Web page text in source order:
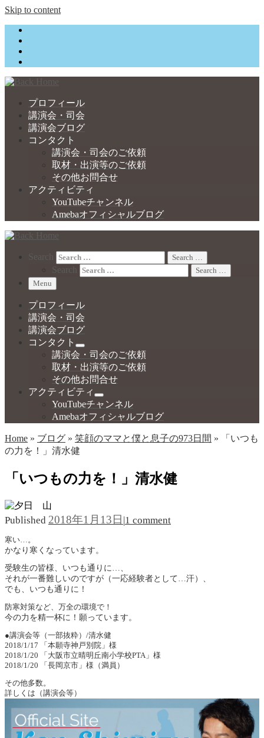
Skip to content
プロフィール
講演会・司会
講演会ブログ
コンタクト
講演会・司会のご依頼
取材・出演等のご依頼
その他お問合せ
アクティビティ
YouTubeチャンネル
Amebaオフィシャルブログ
Search Search …
Search
Search …
Menu
プロフィール
講演会・司会
講演会ブログ
コンタクト
講演会・司会のご依頼
取材・出演等のご依頼
その他お問合せ
アクティビティ
YouTubeチャンネル
Amebaオフィシャルブログ
Home » ブログ » 笑顔のママと僕と息子の973日間 »
「いつも
の力を！」清水健
「いつもの力を！」清水健
Published 2018年1月13日 |1 comment
寒い…。
かなり寒くなっています。
受験生の皆様、いつも通りに…、
それが一番難しいのですが（一応経験者として…汗）、
でも、いつも通りに！
防寒対策など、万全の環境で！
今の力を精一杯に！願っています。
●講演会等（一部抜粋）/清水健
2018/1/17 「本願寺神戸別院」様
2018/1/20 「大阪市立晴明丘南小学校PTA」様
2018/1/20 「長岡京市」様（満員）
その他多数。
詳しくは（講演会等）